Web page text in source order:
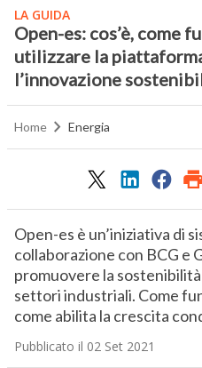
LA GUIDA
Open-es: cos’è, come
utilizzare la
l’innovazione
Home Energia
Open-es è un’iniziativa di
collaborazione con BCG e
promuovere la
settori industriali. Come
come abilita la crescita
Pubblicato il 02 Set 2021